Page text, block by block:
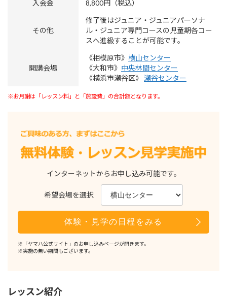
入会金 8,800円（税込）
その他
修了後はジュニア・ジュニアパーソナ
ル・ジュニア専門コースの児童期各コー
スへ進級することが可能です。
開講会場
《相模原市》 横山センター
《大和市》 中央林間センター
《横浜市瀬谷区》 瀬谷センター
※お月謝は「レッスン料」と「施設費」の合計額となります。
インターネットからお申し込み可能です。
希望会場を選択
※「ヤマハ公式サイト」のお申し込みページが開きます。
※実施の無い期間もございます。
レッスン紹介